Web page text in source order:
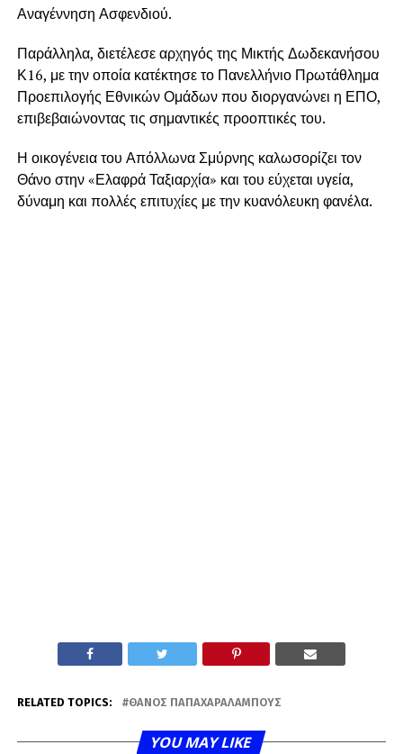
Αναγέννηση Ασφενδιού.
Παράλληλα, διετέλεσε αρχηγός της Μικτής Δωδεκανήσου
Κ16, με την οποία κατέκτησε το Πανελλήνιο Πρωτάθλημα
Προεπιλογής Εθνικών Ομάδων που διοργανώνει η ΕΠΟ,
επιβεβαιώνοντας τις σημαντικές προοπτικές του.
Η οικογένεια του Απόλλωνα Σμύρνης καλωσορίζει τον
Θάνο στην «Ελαφρά Ταξιαρχία» και του εύχεται υγεία,
δύναμη και πολλές επιτυχίες με την κυανόλευκη φανέλα.
RELATED TOPICS: ΘΆΝΟΣ ΠΑΠΑΧΑΡΑΛΆΜΠΟΥΣ
YOU MAY LIKE